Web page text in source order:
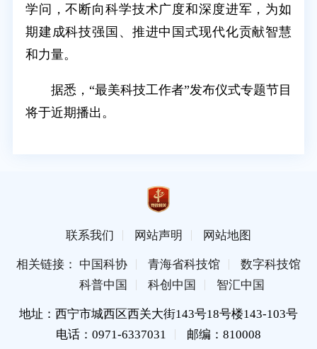
学问，不断向科学技术广度和深度进军，为如
期建成科技强国、推进中国式现代化贡献智慧
和力量。
据悉，“最美科技工作者”发布仪式专题节目
将于近期播出。
联系我们 网站声明 网站地图
相关链接： 中国科协 青海省科技馆
数字科技馆
科普中国
科创中国 智汇中国
地址：西宁市城西区西关大街143号18号楼143-103号
电话：0971-6337031
邮编：810008